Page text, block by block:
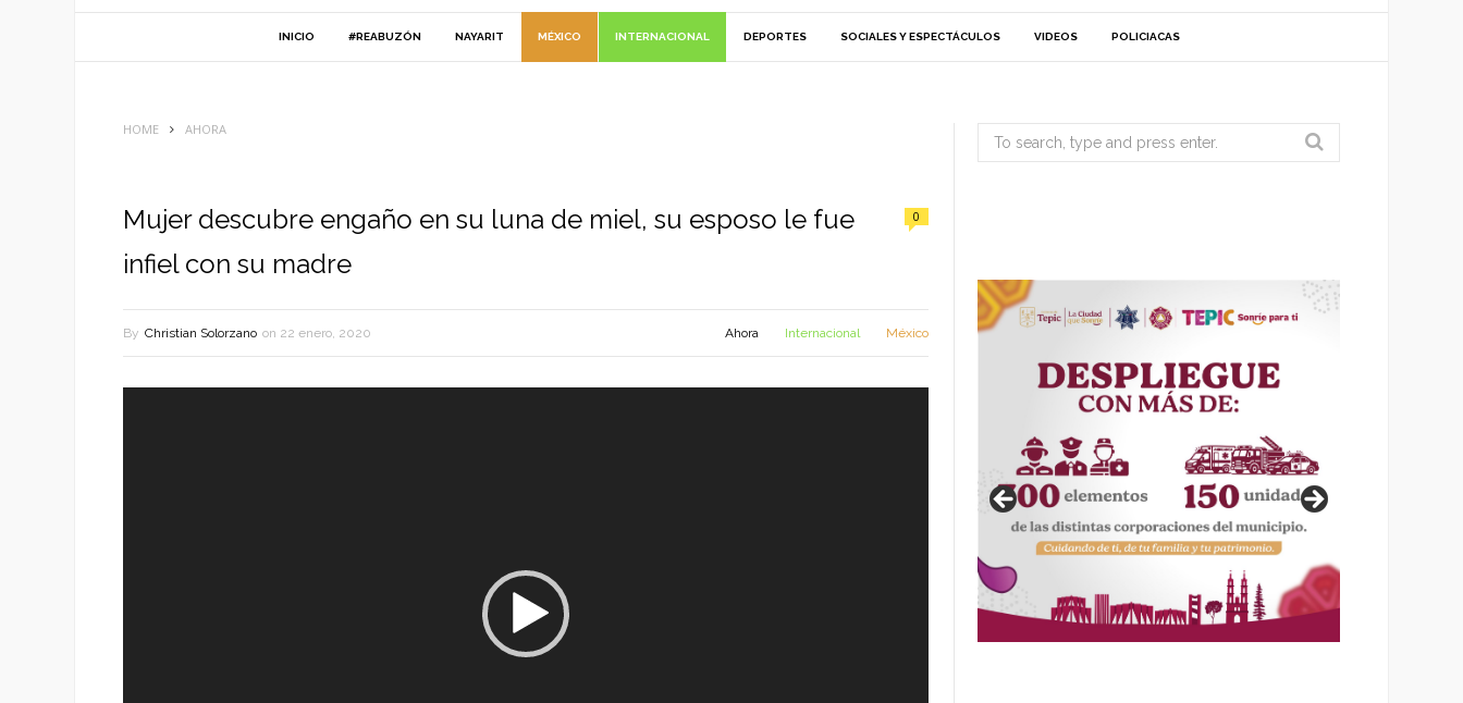
INICIO #REABUZÓN NAYARIT MÉXICO INTERNACIONAL DEPORTES SOCIALES Y ESPECTÁCULOS VIDEOS POLICIACAS
HOME AHORA
Mujer descubre engaño en su luna de miel, su esposo le fue
infiel con su madre
0
By Christian Solorzano on 22 enero, 2020 Ahora Internacional México
Search
for: